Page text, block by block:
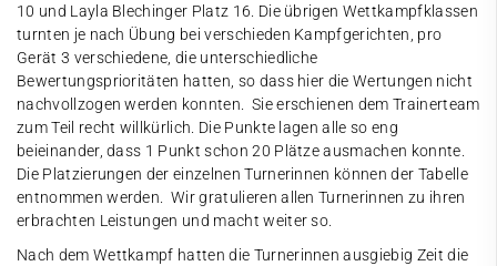
10 und Layla Blechinger Platz 16. Die übrigen Wettkampfklassen
turnten je nach Übung bei verschieden Kampfgerichten, pro
Gerät 3 verschiedene, die unterschiedliche
Bewertungsprioritäten hatten, so dass hier die Wertungen nicht
nachvollzogen werden konnten. Sie erschienen dem Trainerteam
zum Teil recht willkürlich. Die Punkte lagen alle so eng
beieinander, dass 1 Punkt schon 20 Plätze ausmachen konnte.
Die Platzierungen der einzelnen Turnerinnen können der Tabelle
entnommen werden. Wir gratulieren allen Turnerinnen zu ihren
erbrachten Leistungen und macht weiter so.
Nach dem Wettkampf hatten die Turnerinnen ausgiebig Zeit die